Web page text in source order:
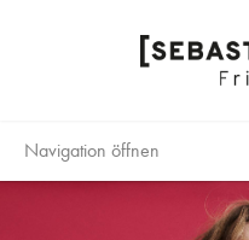
Navigation öffnen